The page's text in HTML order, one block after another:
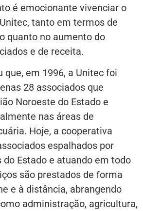
é emocionante vivenciar o
tanto em termos de
quanto no aumento do
e de receita.
que, em 1996, a Unitec foi
28 associados que
Noroeste do Estado e
nas áreas de
Hoje, a cooperativa
espalhados por
do Estado e atuando em todo
são prestados de forma
e à distância, abrangendo
administração, agricultura,